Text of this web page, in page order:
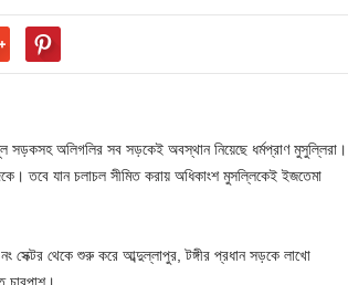
সড়কসহ অলিগলির সব সড়কেই অবস্থান নিয়েছে ধর্মপ্রাণ মুসুল্লিরা।
তবে যান চলাচল সীমিত করায় অধিকাংশ মুসল্লিকেই ইজতেমা
সেক্টর থেকে শুরু করে আব্দুল্লাপুর, টঙ্গীর প্রধান সড়কে লাখো